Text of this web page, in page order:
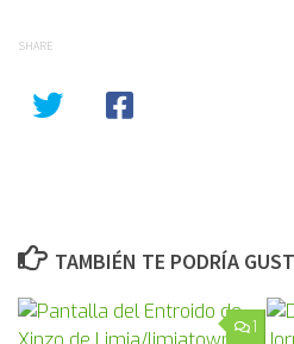
SHARE
TAMBIÉN TE PODRÍA
1